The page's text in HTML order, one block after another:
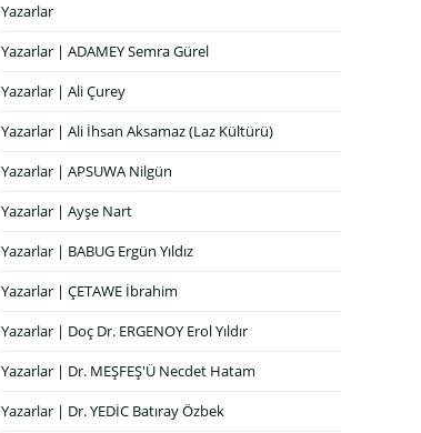
Yazarlar
Yazarlar | ADAMEY Semra Gürel
Yazarlar | Ali Çurey
Yazarlar | Ali İhsan Aksamaz (Laz Kültürü)
Yazarlar | APSUWA Nilgün
Yazarlar | Ayşe Nart
Yazarlar | BABUG Ergün Yıldız
Yazarlar | ÇETAWE İbrahim
Yazarlar | Doç Dr. ERGENOY Erol Yıldır
Yazarlar | Dr. MEŞFEŞ'Ü Necdet Hatam
Yazarlar | Dr. YEDİC Batıray Özbek